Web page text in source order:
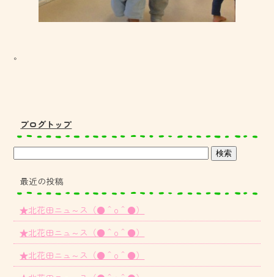
。
ブログトップ
最近の投稿
★北花田ニュ～ス（●＾o＾●）
★北花田ニュ～ス（●＾o＾●）
★北花田ニュ～ス（●＾o＾●）